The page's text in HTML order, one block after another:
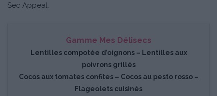
Sec Appeal.
Gamme Mes Délisecs
Lentilles compotée d’oignons – Lentilles aux
poivrons grillés
Cocos aux tomates confites – Cocos au pesto rosso –
Flageolets cuisinés